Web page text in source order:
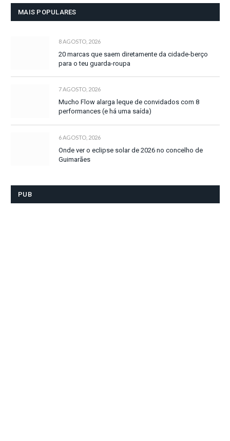
MAIS POPULARES
8 AGOSTO, 2026
20 marcas que saem diretamente da cidade-berço
para o teu guarda-roupa
7 AGOSTO, 2026
Mucho Flow alarga leque de convidados com 8
performances (e há uma saída)
6 AGOSTO, 2026
Onde ver o eclipse solar de 2026 no concelho de
Guimarães
PUB